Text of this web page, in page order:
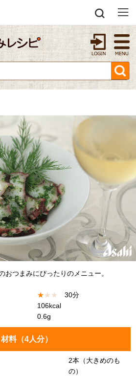
おつまみにぴったりのメニュー。
★★ ★
30分
106kcal
0.6g
材料（4人分）
2本（大きめのも
の）